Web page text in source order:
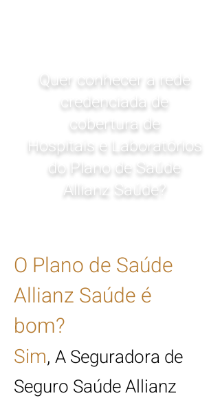
Quer conhecer a rede
credenciada de
cobertura de
Hospitais e Laboratórios
do Plano de Saúde
Allianz Saúde?
O Plano de Saúde
Allianz Saúde é
bom?
Sim, A Seguradora de
Seguro Saúde Allianz